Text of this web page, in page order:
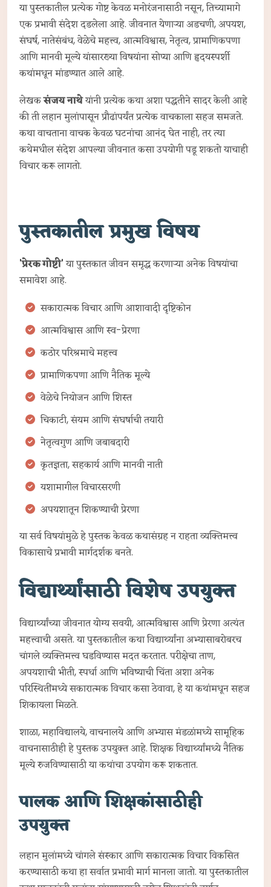
या पुस्तकातील प्रत्येक गोष्ट केवळ मनोरंजनासाठी नसून, तिच्यामागे
एक प्रभावी संदेश दडलेला आहे. जीवनात येणाऱ्या अडचणी, अपयश,
संघर्ष, नातेसंबंध, वेळेचे महत्त्व, आत्मविश्वास, नेतृत्व, प्रामाणिकपणा
आणि मानवी मूल्ये यांसारख्या विषयांना सोप्या आणि हृदयस्पर्शी
कथांमधून मांडण्यात आले आहे.
लेखकसंजय नाथेयांनी प्रत्येक कथा अशा पद्धतीने सादर केली आहे
की ती लहान मुलांपासून प्रौढांपर्यंत प्रत्येक वाचकाला सहज समजते.
कथा वाचताना वाचक केवळ घटनांचा आनंद घेत नाही, तर त्या
कथेमधील संदेश आपल्या जीवनात कसा उपयोगी पडू शकतो याचाही
विचार करू लागतो.
पुस्तकातील प्रमुख विषय
'प्रेरक गोष्टी'या पुस्तकात जीवन समृद्ध करणाऱ्या अनेक विषयांचा
समावेश आहे.
सकारात्मक विचार आणि आशावादी दृष्टिकोन
आत्मविश्वास आणि स्व-प्रेरणा
कठोर परिश्रमाचे महत्त्व
प्रामाणिकपणा आणि नैतिक मूल्ये
वेळेचे नियोजन आणि शिस्त
चिकाटी, संयम आणि संघर्षाची तयारी
नेतृत्वगुण आणि जबाबदारी
कृतज्ञता, सहकार्य आणि मानवी नाती
यशामागील विचारसरणी
अपयशातून शिकण्याची प्रेरणा
या सर्व विषयांमुळे हे पुस्तक केवळ कथासंग्रह न राहता व्यक्तिमत्त्व
विकासाचे प्रभावी मार्गदर्शक बनते.
विद्यार्थ्यांसाठी विशेष उपयुक्त
विद्यार्थ्यांच्या जीवनात योग्य सवयी, आत्मविश्वास आणि प्रेरणा अत्यंत
महत्त्वाची असते. या पुस्तकातील कथा विद्यार्थ्यांना अभ्यासाबरोबरच
चांगले व्यक्तिमत्त्व घडविण्यास मदत करतात. परीक्षेचा ताण,
अपयशाची भीती, स्पर्धा आणि भविष्याची चिंता अशा अनेक
परिस्थितींमध्ये सकारात्मक विचार कसा ठेवावा, हे या कथांमधून सहज
शिकायला मिळते.
शाळा, महाविद्यालये, वाचनालये आणि अभ्यास मंडळांमध्ये सामूहिक
वाचनासाठीही हे पुस्तक उपयुक्त आहे. शिक्षक विद्यार्थ्यांमध्ये नैतिक
मूल्ये रुजविण्यासाठी या कथांचा उपयोग करू शकतात.
पालक आणि शिक्षकांसाठीही
उपयुक्त
लहान मुलांमध्ये चांगले संस्कार आणि सकारात्मक विचार विकसित
करण्यासाठी कथा हा सर्वात प्रभावी मार्ग मानला जातो. या पुस्तकातील